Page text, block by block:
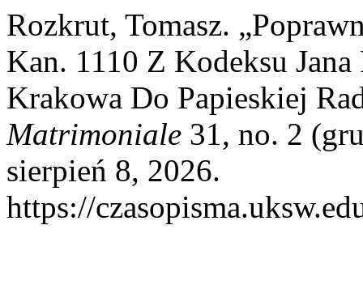
Rozkrut, Tomasz.
Kan. 1110 Z Kodeksu
Krakowa Do Papieskiej
Matrimoniale 31, no. 2
sierpień 8, 2026.
https://